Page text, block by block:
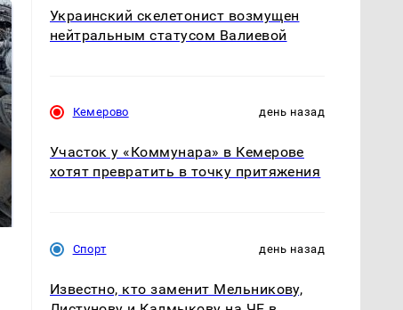
Не ешьте эту
В ОАЭ произошло
Украинский скелетонист возмущен
нейтральным статусом Валиевой
Кемерово день назад
Участок у «Коммунара» в Кемерове
хотят превратить в точку притяжения
Спорт день назад
Известно, кто заменит Мельникову,